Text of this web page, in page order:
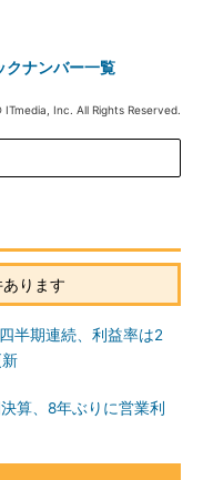
クナンバー一覧
Inc. All Rights Reserved.
ります
半期連続、利益率は2
算、8年ぶりに営業利